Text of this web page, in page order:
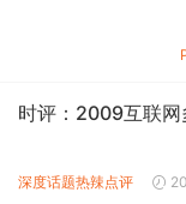
时评：2009互联网
深度话题热辣点评